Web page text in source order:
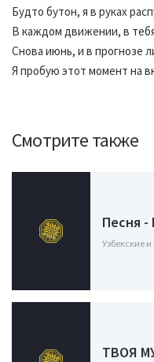
Будто бутон, я в руках
В каждом движении, в
Снова июнь, и в прогнозе
Я пробую этот момент на
Смотрите также
Песня -
Узбекские
ТВОЯ